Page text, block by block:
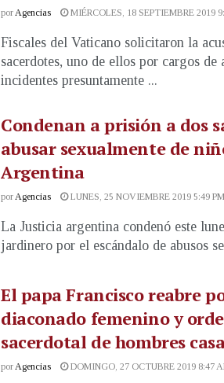
por Agencias MIÉRCOLES, 18 SEPTIEMBRE 2019
Fiscales del Vaticano solicitaron la
sacerdotes, uno de ellos por cargos de
incidentes presuntamente ...
Condenan a prisión a dos
abusar sexualmente de
Argentina
por Agencias LUNES, 25 NOVIEMBRE 2019 5:49 PM
La Justicia argentina condenó este
jardinero por el escándalo de abusos
El papa Francisco reabre
diaconado femenino y
sacerdotal de hombres
por Agencias DOMINGO, 27 OCTUBRE 2019 8:47